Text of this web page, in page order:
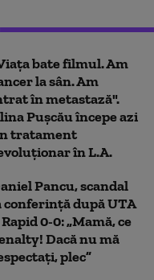
bate filmul. Am
la sân. Am
în metastază".
Pușcău începe azi
tratament
în L.A.
Pancu, scandal
conferință după UTA
0-0: „Mamă, ce
Dacă nu mă
plec”